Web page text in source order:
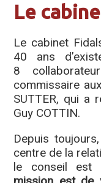
Le
Le cabinet
40 ans
8
commissaire
SUTTER, qui a
Guy COTTIN.
Depuis
centre de la
le conseil est